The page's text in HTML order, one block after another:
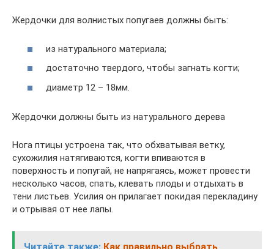
Жердочки для волнистых попугаев должны быть:
из натурального материала;
достаточно твердого, чтобы загнать когти;
диаметр 12 – 18мм.
Жердочки должны быть из натурального дерева
Нога птицы устроена так, что обхватывая ветку,
сухожилия натягиваются, когти впиваются в
поверхность и попугай, не напрягаясь, может провести
несколько часов, спать, клевать плоды и отдыхать в
тени листьев. Усилия он прилагает покидая перекладину
и отрывая от нее лапы.
Читайте также: Как правильно выбрать